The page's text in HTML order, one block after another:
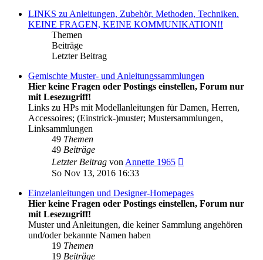
LINKS zu Anleitungen, Zubehör, Methoden, Techniken.
KEINE FRAGEN, KEINE KOMMUNIKATION!!
Themen
Beiträge
Letzter Beitrag
Gemischte Muster- und Anleitungssammlungen
Hier keine Fragen oder Postings einstellen, Forum nur
mit Lesezugriff!
Links zu HPs mit Modellanleitungen für Damen, Herren,
Accessoires; (Einstrick-)muster; Mustersammlungen,
Linksammlungen
49 Themen
49 Beiträge
Letzter Beitrag vonAnnette 1965
So Nov 13, 2016 16:33
Einzelanleitungen und Designer-Homepages
Hier keine Fragen oder Postings einstellen, Forum nur
mit Lesezugriff!
Muster und Anleitungen, die keiner Sammlung angehören
und/oder bekannte Namen haben
19 Themen
19 Beiträge